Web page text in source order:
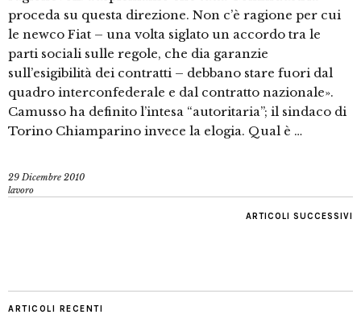
proceda su questa direzione. Non c’è ragione per cui
le newco Fiat – una volta siglato un accordo tra le
parti sociali sulle regole, che dia garanzie
sull’esigibilità dei contratti – debbano stare fuori dal
quadro interconfederale e dal contratto nazionale».
Camusso ha definito l’intesa “autoritaria”; il sindaco di
Torino Chiamparino invece la elogia. Qual è …
29 Dicembre 2010
lavoro
ARTICOLI SUCCESSIVI
ARTICOLI RECENTI